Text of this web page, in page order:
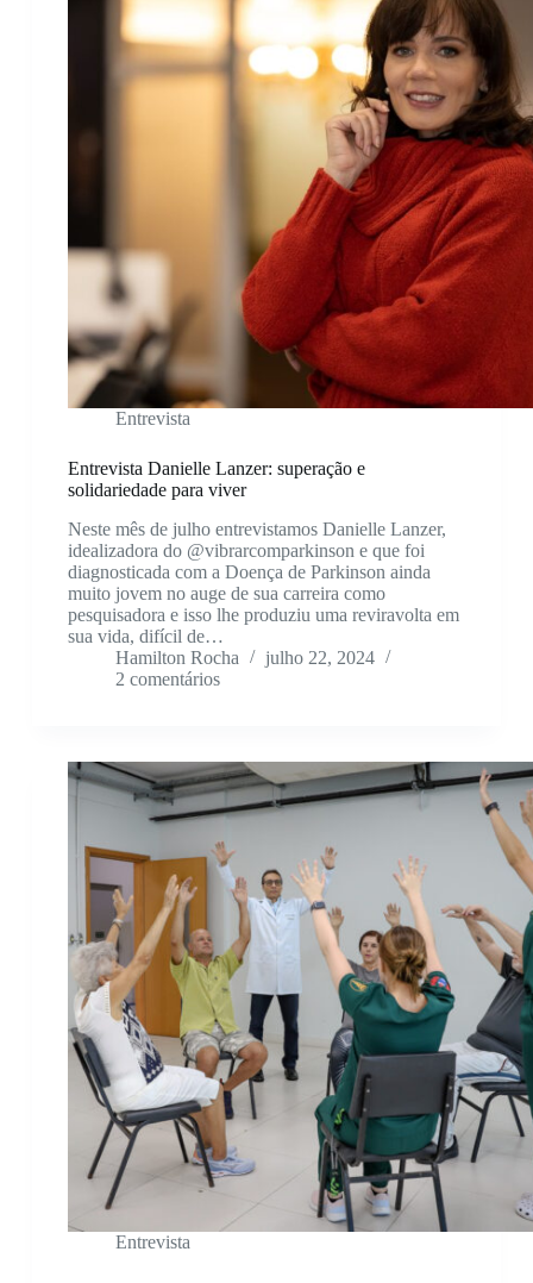
Entrevista
Entrevista Danielle Lanzer: superação e
solidariedade para viver
Neste mês de julho entrevistamos Danielle Lanzer,
idealizadora do @vibrarcomparkinson e que foi
diagnosticada com a Doença de Parkinson ainda
muito jovem no auge de sua carreira como
pesquisadora e isso lhe produziu uma reviravolta em
sua vida, difícil de…
Hamilton Rocha
julho 22, 2024
2 comentários
Entrevista